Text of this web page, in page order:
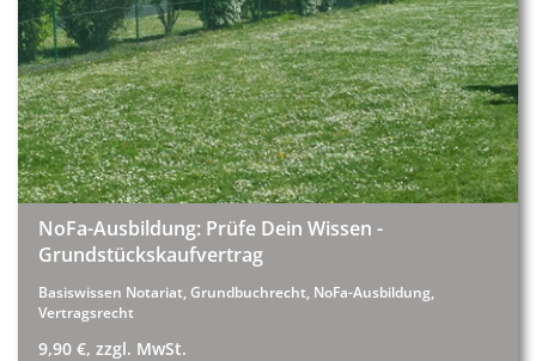
NoFa-Ausbildung: Prüfe Dein Wissen -
Grundstückskaufvertrag
Basiswissen Notariat, Grundbuchrecht, NoFa-Ausbildung,
Vertragsrecht
9,90 €, zzgl. MwSt.